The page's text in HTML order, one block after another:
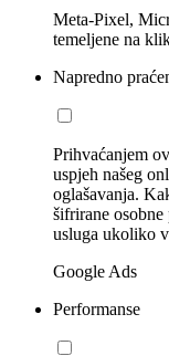
Meta-Pixel,
temeljene na
Napredno
Prihvaćanjem
uspjeh našeg
oglašavanja.
šifrirane
usluga ukoliko
Google Ads
Performanse